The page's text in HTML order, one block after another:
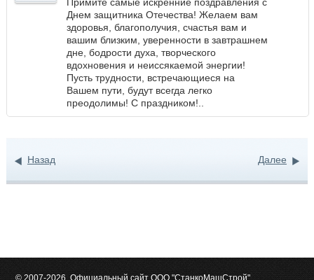
Днем защитника Отечества! Желаем вам
здоровья, благополучия, счастья вам и
вашим близким, уверенности в завтрашнем
дне, бодрости духа, творческого
вдохновения и неиссякаемой энергии!
Пусть трудности, встречающиеся на
Вашем пути, будут всегда легко
преодолимы! С праздником!..
Назад Далее
© 2007-2026. Официальный сайт ООО "СтанкоМашСтрой"